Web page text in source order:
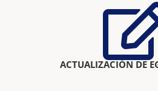
ACTUALIZACIÓN DE